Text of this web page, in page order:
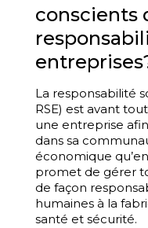
conscients
La responsabilité
RSE) est avant
une entreprise
dans sa
économique
promet de gérer
de façon
humaines à la
santé et sécurité.